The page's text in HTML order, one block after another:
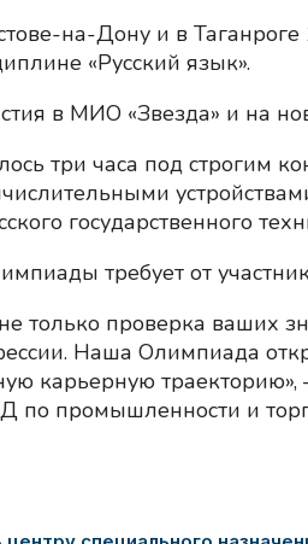
на-Дону и в Таганроге
«Русский язык».
в МИО «Звезда» и на
три часа под строгим
государственного
требует от
только проверка ваших
Наша Олимпиада
карьерную траекторию»,
по промышленности и